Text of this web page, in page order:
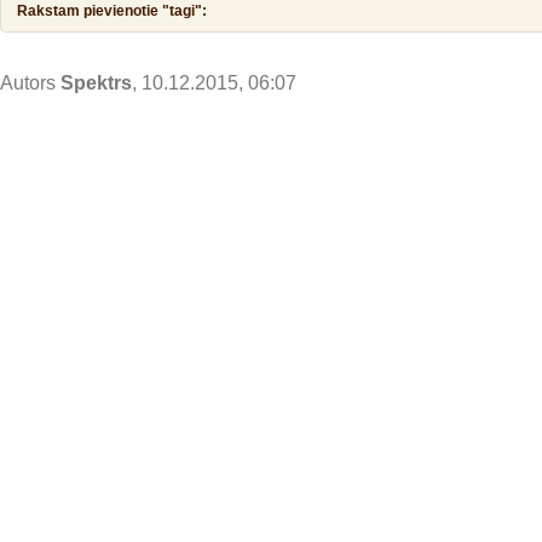
Rakstam pievienotie "tagi":
Autors Spektrs, 10.12.2015, 06:07